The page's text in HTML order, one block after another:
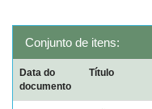
Conjunto de itens:
Data do
documento
Título